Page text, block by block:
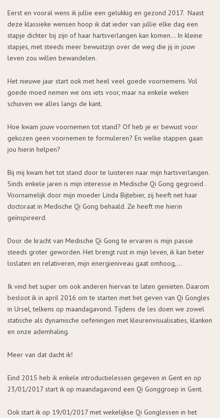
Eerst en vooral wens ik jullie een gelukkig en gezond 2017. Naast
deze klassieke wensen hoop ik dat ieder van jullie elke dag een
stapje dichter bij zijn of haar hartsverlangen kan komen… In kleine
stapjes, met steeds meer bewustzijn over de weg die jij in jouw
leven zou willen bewandelen.
Het nieuwe jaar start ook met heel veel goede voornemens. Vol
goede moed nemen we ons iets voor, maar na enkele weken
schuiven we alles langs de kant.
Hoe kwam jouw voornemen tot stand? Of heb je er bewust voor
gekozen geen voornemen te formuleren? En welke stappen gaan
jou hierin helpen?
Bij mij kwam het tot stand door te luisteren naar mijn hartsverlangen.
Sinds enkele jaren is mijn interesse in Medische Qi Gong gegroeid .
Voornamelijk door mijn moeder Linda Bijtebier, zij heeft net haar
doctoraat in Medische Qi Gong behaald. Ze heeft me hierin
geïnspireerd.
Door de kracht van Medische Qi Gong te ervaren is mijn passie
steeds groter geworden. Het brengt rust in mijn leven, ik kan beter
loslaten en relativeren, mijn energieniveau gaat omhoog,…
Ik vind het super om ook anderen hiervan te laten genieten. Daarom
besloot ik in april 2016 om te starten met het geven van Qi Gongles
in Ursel, telkens op maandagavond. Tijdens de les doen we zowel
statische als dynamische oefeningen met kleurenvisualisaties, klanken
en onze ademhaling.
Meer van dat dacht ik!
Eind 2015 heb ik enkele introductielessen gegeven in Gent en op
23/01/2017 start ik op maandagavond een Qi Gonggroep in Gent.
Ook start ik op 19/01/2017 met wekelijkse Qi Gonglessen in het